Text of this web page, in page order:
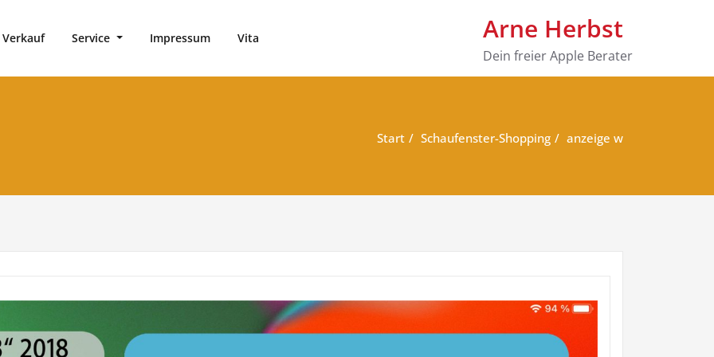
Arne Herbst
Dein freier Apple Berater
Service Impressum Vita
Start Schaufenster-Shopping anzeige w